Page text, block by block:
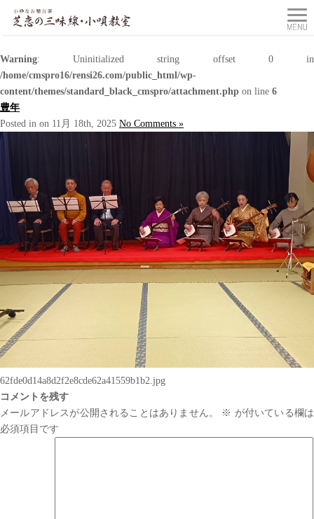
Warning: Uninitialized string offset 0 in
/home/cmspro16/rensi26.com/public_html/wp-
content/themes/standard_black_cmspro/attachment.php on line 6
豊年
Posted in on 11月 18th, 2025 No Comments »
62fde0d14a8d2f2e8cde62a41559b1b2.jpg
コメントを残す
メールアドレスが公開されることはありません。
※ が付いている欄は
必須項目です